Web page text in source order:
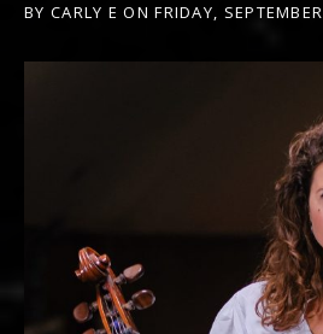
BY CARLY E ON FRIDAY,